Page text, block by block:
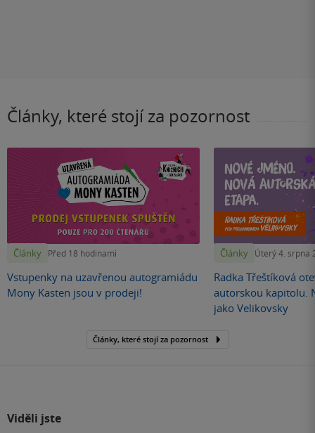
Články, které stojí za pozornost
Články Před 18 hodinami
Vstupenky na uzavřenou autogramiádu
Mony Kasten jsou v prodeji!
Články Úterý 4. srpna
Radka Třeštíková
autorskou kapitolu.
jako Velikovsky
Články, které stojí za pozornost
Viděli jste